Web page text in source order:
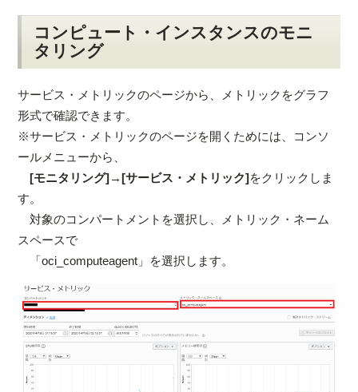
コンピュート・インスタンスのモニ
タリング
サービス・メトリックのページから、メトリックをグラフ
形式で確認できます。
※サービス・メトリックのページを開くためには、コンソ
ールメニューから、
[モニタリング]→[サービス・メトリック]をクリックしま
す。
対象のコンパートメントを選択し、メトリック・ネーム
スペースで
「oci_computeagent」を選択します。